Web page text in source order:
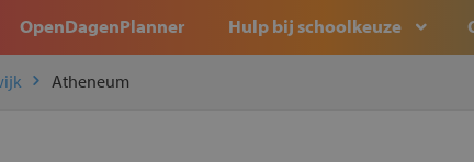
OpenDagenPlanner Hulp bij schoolkeuze
Atheneum